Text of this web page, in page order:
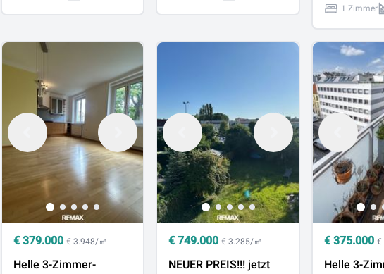
Naschmarkt
PROVISIONSFREI
Terrasse
1 Zimmer
€ 379.000 € 3.948/㎡
Helle 3-Zimmer-
€749.000 € 3.285/㎡
NEUER PREIS!!! jetzt
€ 375.000 €
Helle 3-